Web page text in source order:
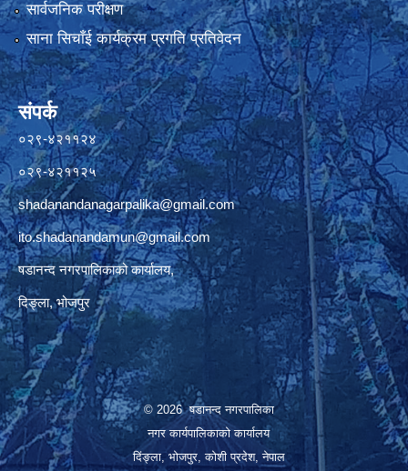
सार्वजनिक परीक्षण
साना सिचाँई कार्यक्रम प्रगति प्रतिवेदन
संपर्क
०२९-४२११२४
०२९-४२११२५
shadanandanagarpalika@gmail.com
ito.shadanandamun@gmail.com
षडानन्द नगरपालिकाको कार्यालय,
दिङ्ला, भोजपुर
© 2026 षडानन्द नगरपालिका
नगर कार्यपालिकाको कार्यालय
दिंङ्ला, भोजपुर, कोशी प्रदेश, नेपाल